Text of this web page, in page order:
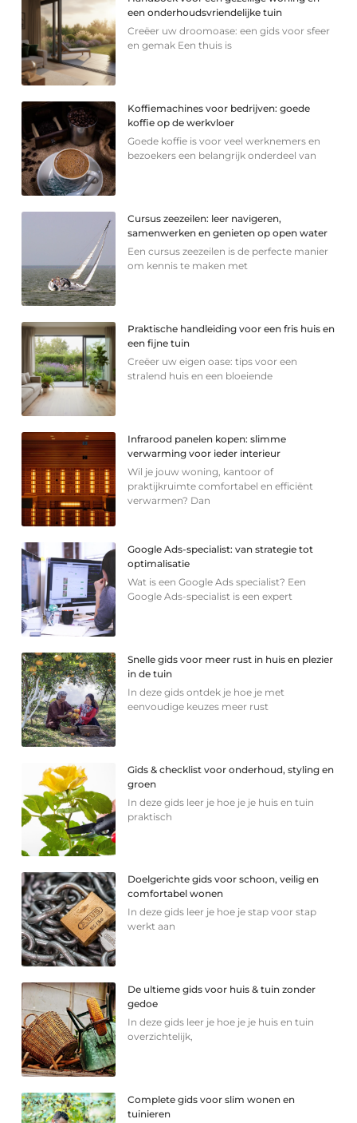
een onderhoudsvriendelijke tuin
Creëer uw droomoase: een gids voor sfeer
en gemak Een thuis is
Koffiemachines voor bedrijven: goede
koffie op de werkvloer
Goede koffie is voor veel werknemers en
bezoekers een belangrijk onderdeel van
Cursus zeezeilen: leer navigeren,
samenwerken en genieten op open water
Een cursus zeezeilen is de perfecte manier
om kennis te maken met
Praktische handleiding voor een fris huis en
een fijne tuin
Creëer uw eigen oase: tips voor een
stralend huis en een bloeiende
Infrarood panelen kopen: slimme
verwarming voor ieder interieur
Wil je jouw woning, kantoor of
praktijkruimte comfortabel en efficiënt
verwarmen? Dan
Google Ads-specialist: van strategie tot
optimalisatie
Wat is een Google Ads specialist? Een
Google Ads-specialist is een expert
Snelle gids voor meer rust in huis en plezier
in de tuin
In deze gids ontdek je hoe je met
eenvoudige keuzes meer rust
Gids & checklist voor onderhoud, styling en
groen
In deze gids leer je hoe je je huis en tuin
praktisch
Doelgerichte gids voor schoon, veilig en
comfortabel wonen
In deze gids leer je hoe je stap voor stap
werkt aan
De ultieme gids voor huis & tuin zonder
gedoe
In deze gids leer je hoe je je huis en tuin
overzichtelijk,
Complete gids voor slim wonen en
tuinieren